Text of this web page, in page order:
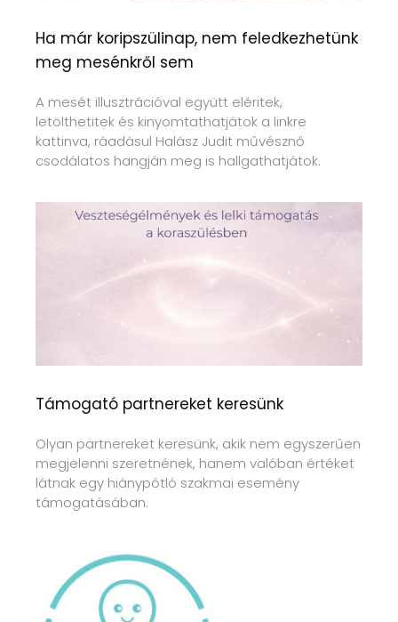
Ha már koripszülinap, nem feledkezhetünk
meg mesénkről sem
A mesét illusztrációval együtt eléritek,
letölthetitek és kinyomtathatjátok a linkre
kattinva, ráadásul Halász Judit művésznő
csodálatos hangján meg is hallgathatjátok.
Támogató partnereket keresünk
Olyan partnereket keresünk, akik nem egyszerűen
megjelenni szeretnének, hanem valóban értéket
látnak egy hiánypótló szakmai esemény
támogatásában.